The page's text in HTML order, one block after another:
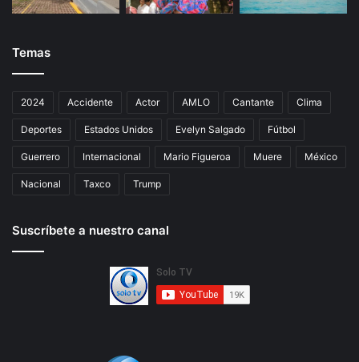
Temas
2024 Accidente Actor AMLO Cantante Clima
Deportes Estados Unidos Evelyn Salgado Fútbol
Guerrero Internacional Mario Figueroa Muere México
Nacional Taxco Trump
Suscríbete a nuestro canal